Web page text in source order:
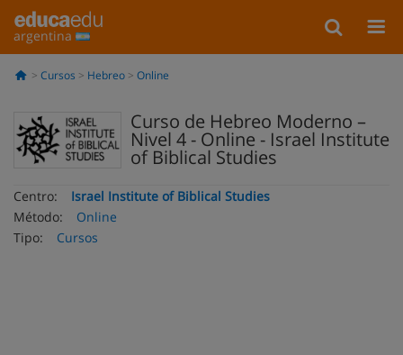
argentina
Cursos Hebreo Online
Curso de Hebreo Moderno –
Nivel 4 - Online - Israel Institute
of Biblical Studies
Centro:
Israel Institute of Biblical Studies
Método:
Online
Tipo:
Cursos